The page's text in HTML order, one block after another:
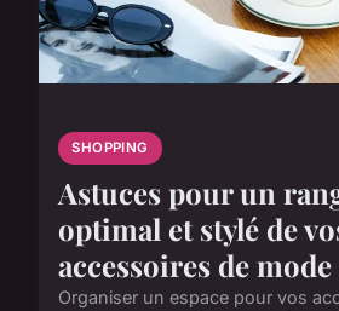
SHOPPING
Astuces pour un
optimal et stylé de
accessoires de mode
Organiser un espace pour vos